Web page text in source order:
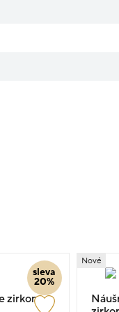
sleva
20%
zirkony
Nové